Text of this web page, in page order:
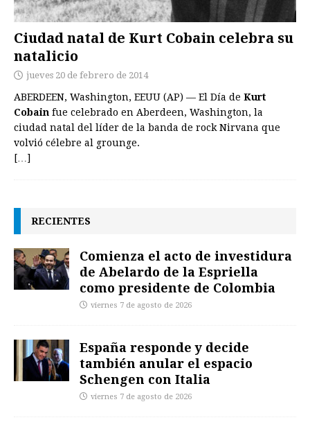
Ciudad natal de Kurt Cobain celebra su
natalicio
jueves 20 de febrero de 2014
ABERDEEN, Washington, EEUU (AP) — El Día de Kurt
Cobain fue celebrado en Aberdeen, Washington, la
ciudad natal del líder de la banda de rock Nirvana que
volvió célebre al grounge.
[…]
RECIENTES
Comienza el acto de investidura
de Abelardo de la Espriella
como presidente de Colombia
viernes 7 de agosto de 2026
España responde y decide
también anular el espacio
Schengen con Italia
viernes 7 de agosto de 2026